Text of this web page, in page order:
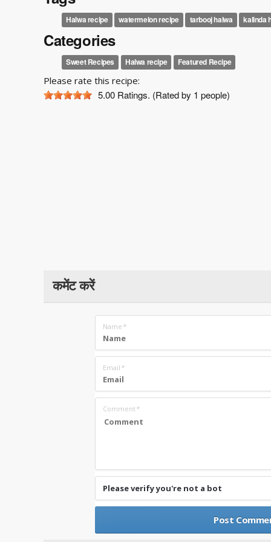
Halwa recipe watermelon recipe tarbooj halwa kalinda
Categories
Sweet Recipes Halwa recipe Featured Recipe
Please rate this recipe:
5.00 Ratings. (Rated by 1 people)
कमेंट करें
Name *
Email *
Comment*
Please verify you're not a bot